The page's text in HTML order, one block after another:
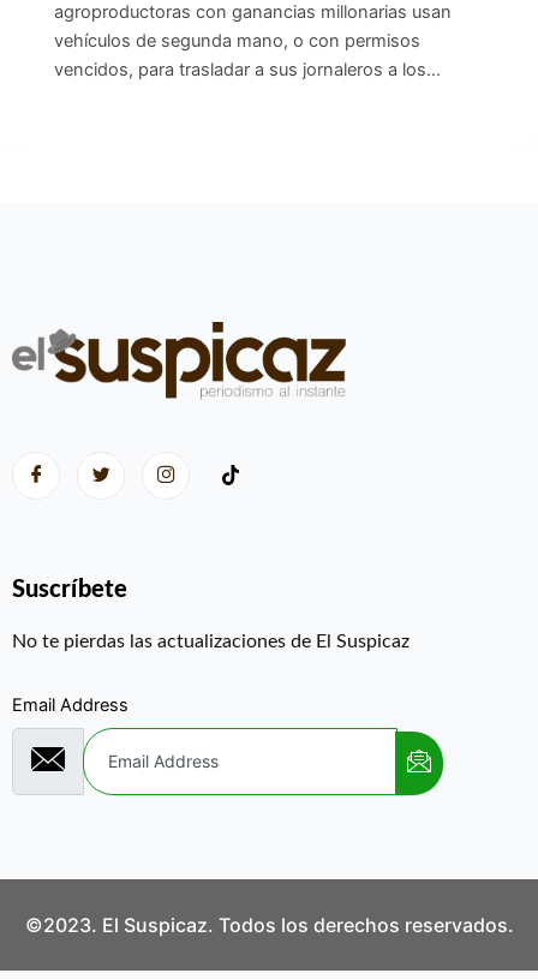
agroproductoras con ganancias millonarias usan
vehículos de segunda mano, o con permisos
vencidos, para trasladar a sus jornaleros a los…
Suscríbete
No te pierdas las actualizaciones de El Suspicaz
Email Address
©2023. El Suspicaz. Todos los derechos reservados.